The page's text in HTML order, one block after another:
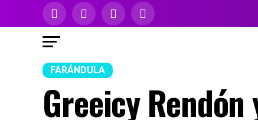
FARÁNDULA
Greeicy